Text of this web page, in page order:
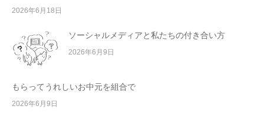
2026年6月18日
ソーシャルメディアと私たちの付き合い方
2026年6月9日
もらってうれしいお中元を組合で
2026年6月9日